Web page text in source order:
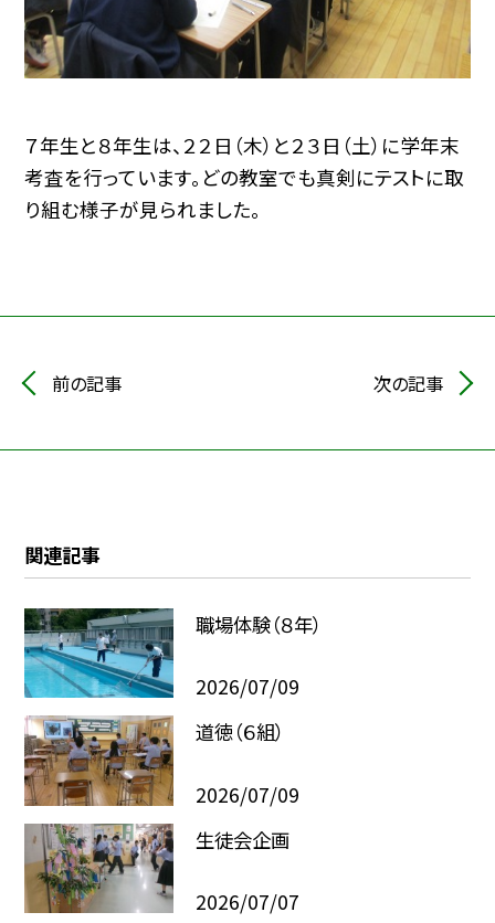
７年生と８年生は、２２日（木）と２３日（土）に学年末
考査を行っています。どの教室でも真剣にテストに取
り組む様子が見られました。
前の記事 次の記事
関連記事
職場体験（８年）
2026/07/09
道徳（６組）
2026/07/09
生徒会企画
2026/07/07